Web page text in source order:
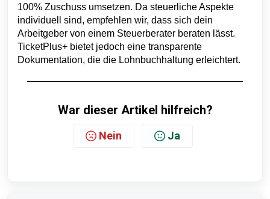
100% Zuschuss umsetzen. Da steuerliche Aspekte
individuell sind, empfehlen wir, dass sich dein
Arbeitgeber von einem Steuerberater beraten lässt.
TicketPlus+ bietet jedoch eine transparente
Dokumentation, die die Lohnbuchhaltung erleichtert.
War dieser Artikel hilfreich?
Nein Ja